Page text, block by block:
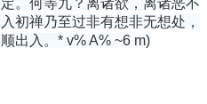
初禅乃至过非有想非无想处，
出入。 * v% A% ~6 m)